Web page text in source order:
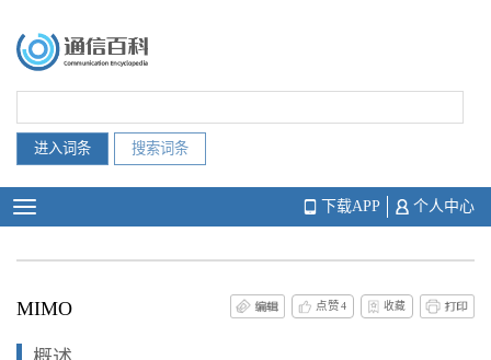
下载APP 个人中心
MIMO 点赞 4 收藏